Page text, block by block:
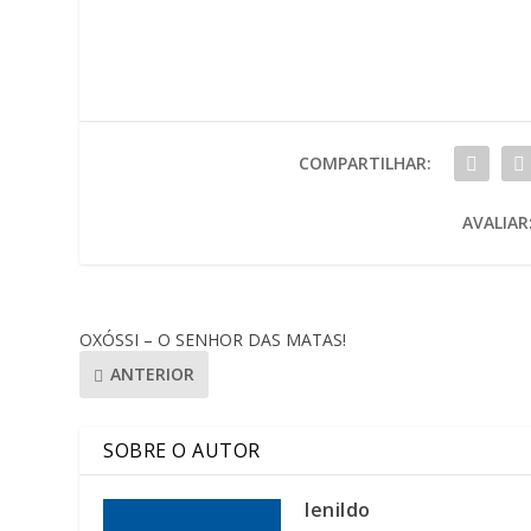
COMPARTILHAR:
AVALIAR:
OXÓSSI – O SENHOR DAS MATAS!
ANTERIOR
SOBRE O AUTOR
lenildo